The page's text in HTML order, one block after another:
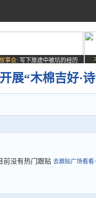
事会: 写下旅途中被坑的经历
展“木棉吉好·
前没有热门跟贴 去跟贴广场看看